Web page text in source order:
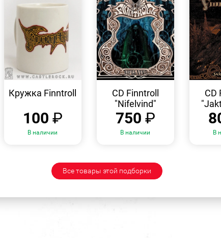
ПРОСМОТР
Кружка Finntroll
100 ₽
В наличии
ПРОСМОТР
CD Finntroll
"Nifelvind"
750 ₽
В наличии
CD
В
Все товары этой подборки